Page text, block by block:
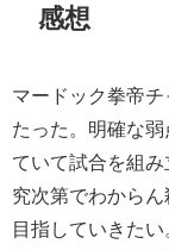
感想
マードック拳帝
たった。明確な弱
ていて試合を組
究次第でわから
目指していきた